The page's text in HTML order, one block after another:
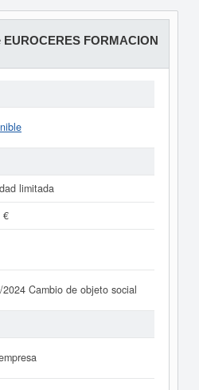
EUROCERES FORMACION
limitada
€
Cambio de objeto social